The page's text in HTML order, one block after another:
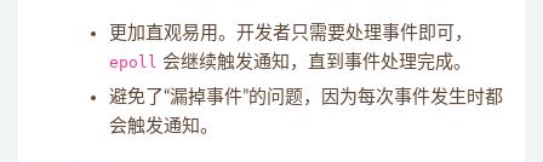
更加直观易用。开发者只需要处理事件即可，
epoll 会继续触发通知，直到事件处理完成。
避免了“漏掉事件”的问题，因为每次事件发生时都
会触发通知。